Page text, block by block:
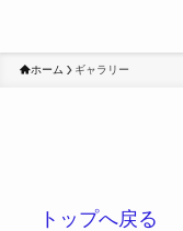
ホーム ギャラリー
トップへ戻る